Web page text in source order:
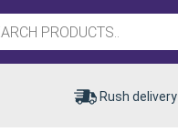
Rush delivery